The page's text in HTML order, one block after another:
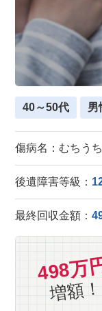
40～50代 男
傷病名：むちう
後遺障害等級：
最終回収金額：
498万
増額！